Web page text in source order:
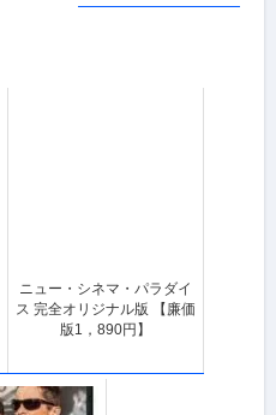
ニュー・シネマ・パラダイ
ス 完全オリジナル版 【廉価
版1，890円】